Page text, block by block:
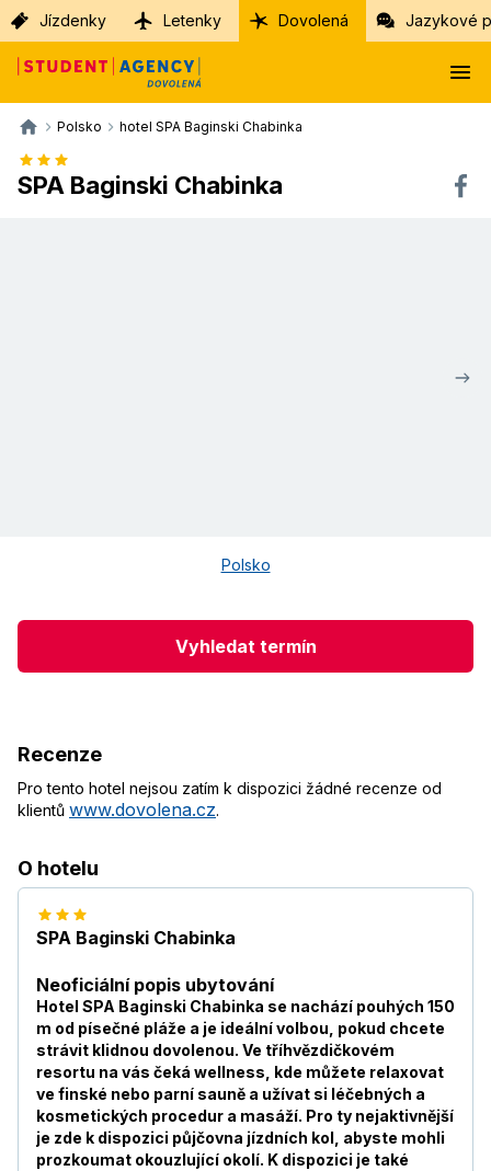
Jízdenky Letenky Dovolená Jazykové
Polsko hotel SPA Baginski Chabinka
SPA Baginski Chabinka
Polsko
Vyhledat termín
Recenze
Pro tento hotel nejsou zatím k dispozici žádné recenze od
klientů www.dovolena.cz.
O hotelu
SPA Baginski Chabinka
Neoficiální popis ubytování
Hotel SPA Baginski Chabinka se nachází pouhých 150
m od písečné pláže a je ideální volbou, pokud chcete
strávit klidnou dovolenou. Ve tříhvězdičkovém
resortu na vás čeká wellness, kde můžete relaxovat
ve finské nebo parní sauně a užívat si léčebných a
kosmetických procedur a masáží. Pro ty nejaktivnější
je zde k dispozici půjčovna jízdních kol, abyste mohli
prozkoumat okouzlující okolí. K dispozici je také